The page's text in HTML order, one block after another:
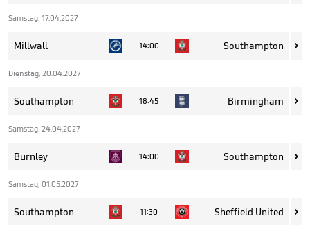
Samstag, 17.04.2027
Millwall 14:00 Southampton 
Dienstag, 20.04.2027
Southampton 18:45 Birmingham 
Samstag, 24.04.2027
Burnley 14:00 Southampton 
Samstag, 01.05.2027
Southampton 11:30 Sheffield United 